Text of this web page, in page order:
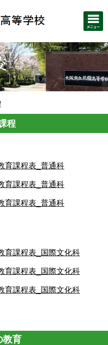
程
育課程表_普通科
育課程表_普通科
育課程表_普通科
育課程表_国際文化科
育課程表_国際文化科
育課程表_国際文化科
教育